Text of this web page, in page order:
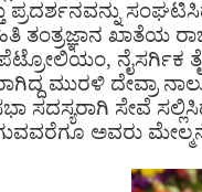
ಪ್ರದರ್ಶನವನ್ನು
ತಂತ್ರಜ್ಞಾನ ಖಾತೆಯ
ಪೆಟ್ರೋಲಿಯಂ, ನೈಸರ್ಗಿಕ
ಮುರಳಿ ದೇವ್ರಾ
ಸದಸ್ಯರಾಗಿ ಸೇವೆ
ಅವರು